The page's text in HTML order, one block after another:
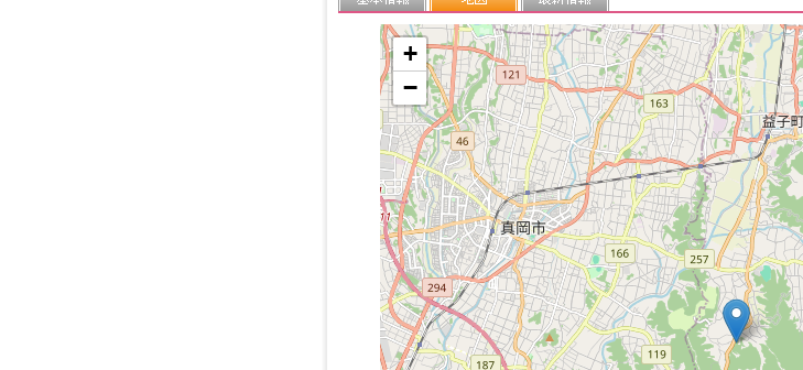
+
−